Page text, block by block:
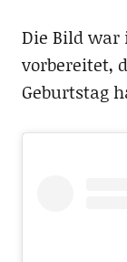
Die Bild war
vorbereitet,
Geburtstag